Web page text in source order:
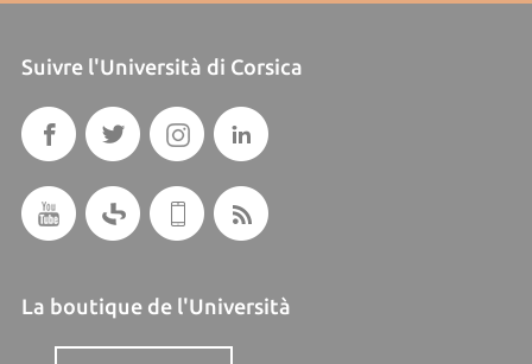
Suivre l'Università di Corsica
La boutique de l'Università